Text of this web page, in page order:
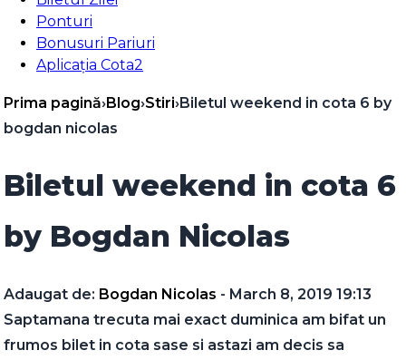
Ponturi
Bonusuri Pariuri
Aplicația Cota2
Prima pagină›Blog›Stiri›Biletul weekend in cota 6 by
bogdan nicolas
Biletul weekend in cota 6
by Bogdan Nicolas
Adaugat de: Bogdan Nicolas - March 8, 2019 19:13
Saptamana trecuta mai exact duminica am bifat un
frumos bilet in cota sase si astazi am decis sa